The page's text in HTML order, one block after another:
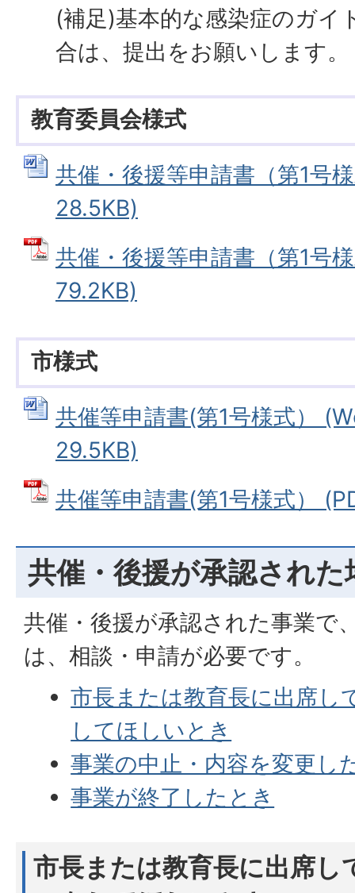
(補足)基本的な感染症のガイ
合は、提出をお願いします。
教育委員会様式
共催・後援等申請書（第1号
28.5KB)
共催・後援等申請書（第1号
79.2KB)
市様式
共催等申請書(第1号様式）
29.5KB)
共催等申請書(第1号様式）
共催・後援が承認された
共催・後援が承認された事業で
は、相談・申請が必要です。
市長または教育長に出席し
してほしいとき
事業の中止・内容を変更し
事業が終了したとき
市長または教育長に出席し